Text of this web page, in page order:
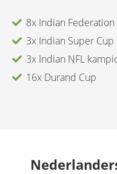
8x Indian Federation
3x Indian Super Cup
3x Indian NFL
16x Durand Cup